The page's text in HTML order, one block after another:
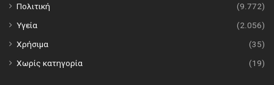
Πολιτική
(9.772)
Υγεία
(2.056)
Χρήσιμα
(35)
Χωρίς κατηγορία
(19)